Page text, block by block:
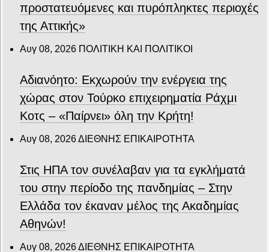
προστατευόμενες και πυρόπληκτες περιοχές
της Αττικής»
Αυγ 08, 2026 ΠΟΛΙΤΙΚΗ ΚΑΙ ΠΟΛΙΤΙΚΟΙ
Αδιανόητο: Εκχωρούν την ενέργεια της
χώρας στον Τούρκο επιχειρηματία Ράχμι
Κοτς – «Παίρνει» όλη την Κρήτη!
Αυγ 08, 2026ΔΙΕΘΝΗΣ ΕΠΙΚΑΙΡΟΤΗΤΑ
Στις ΗΠΑ τον συνέλαβαν για τα εγκλήματά
του στην περίοδο της πανδημίας – Στην
Ελλάδα τον έκαναν μέλος της Ακαδημίας
Αθηνών!
Αυγ 08, 2026ΔΙΕΘΝΗΣ ΕΠΙΚΑΙΡΟΤΗΤΑ